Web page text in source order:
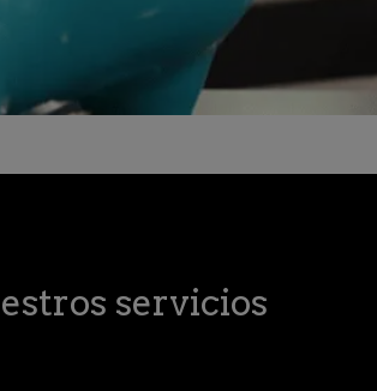
servicios